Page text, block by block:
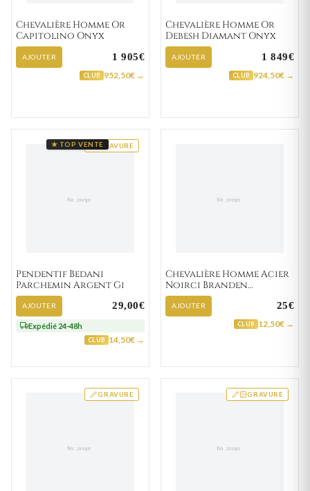
Chevalière Homme Or
Capitolino Onyx
AJOUTER 1 905€
CLUB 952,50€ →
Chevalière Homme Or
Debesh Diamant Onyx
AJOUTER 1 849€
CLUB 924,50€ →
GRAVURE
★ TOP VENTE
Pendentif Bedani
Parchemin Argent Gi
AJOUTER 29,00€
Expédié 24-48h
CLUB 14,50€ →
Chevalière Homme Acier
Noirci Branden
Turquoise
AJOUTER 25€
CLUB 12,50€ →
GRAVURE GRAVURE